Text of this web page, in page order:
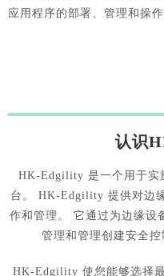
应用程序的部署、管理和操作
认识
HK-Edgility 是一个用于实
台。 HK-Edgility 提供对边
作和管理。 它通过为边缘设
管理和管理创建安全控
HK-Edgility 使您能够选择